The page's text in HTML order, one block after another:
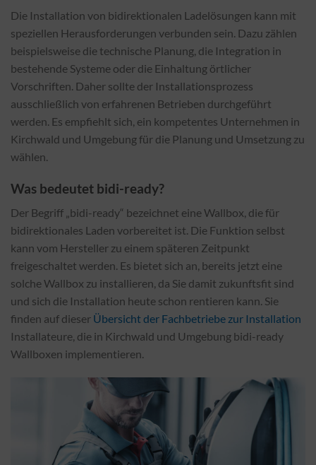
Die Installation von bidirektionalen Ladelösungen kann mit
speziellen Herausforderungen verbunden sein. Dazu zählen
beispielsweise die technische Planung, die Integration in
bestehende Systeme oder die Einhaltung örtlicher
Vorschriften. Daher sollte der Installationsprozess
ausschließlich von erfahrenen Betrieben durchgeführt
werden. Es empfiehlt sich, ein kompetentes Unternehmen in
Kirchwald und Umgebung für die Planung und Umsetzung zu
wählen.
Was bedeutet bidi-ready?
Der Begriff „bidi-ready“ bezeichnet eine Wallbox, die für
bidirektionales Laden vorbereitet ist. Die Funktion selbst
kann vom Hersteller zu einem späteren Zeitpunkt
freigeschaltet werden. Es bietet sich an, bereits jetzt eine
solche Wallbox zu installieren, da Sie damit zukunftsfit sind
und sich die Installation heute schon rentieren kann. Sie
finden auf dieser Übersicht der Fachbetriebe zur Installation
Installateure, die in Kirchwald und Umgebung bidi-ready
Wallboxen implementieren.